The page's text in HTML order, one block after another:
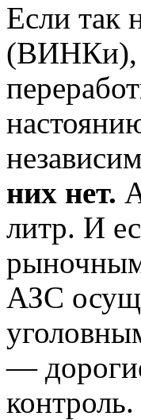
Если так
(ВИНКи),
них нет.
литр. И
АЗС
—
контроль.